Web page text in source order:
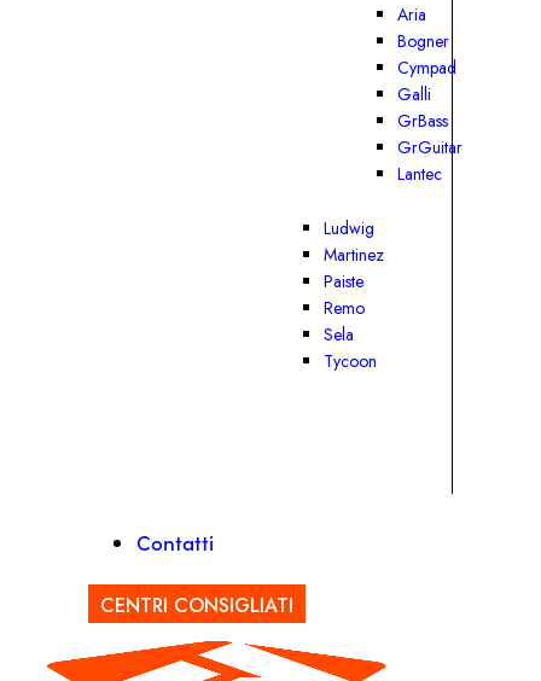
Aria
Bogner
Cympad
Galli
GrBass
GrGuitar
Lantec
Ludwig
Martinez
Paiste
Remo
Sela
Tycoon
Contatti
CENTRI CONSIGLIATI